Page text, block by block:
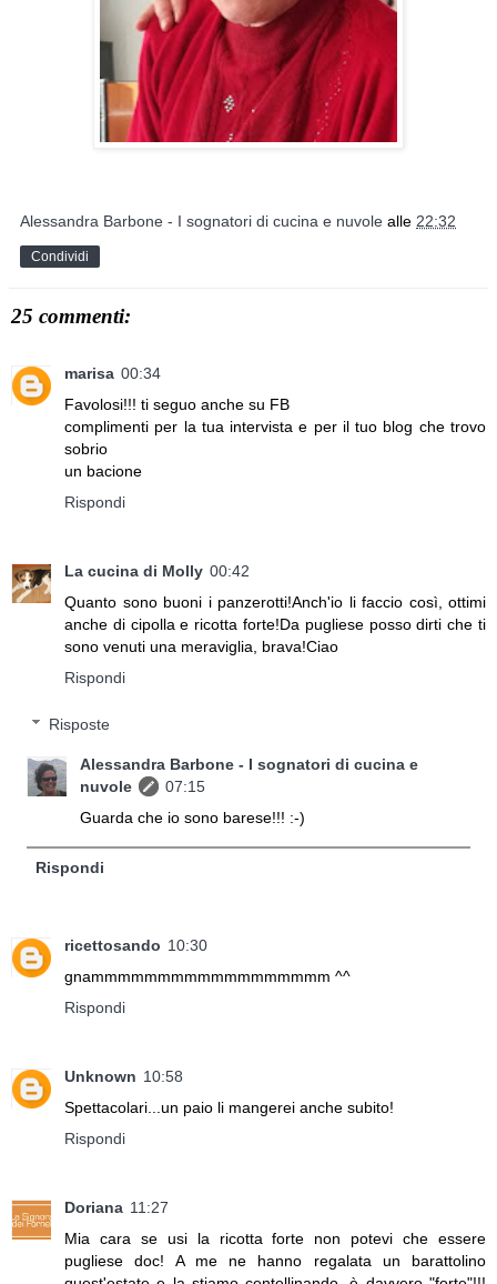
Alessandra Barbone - I sognatori di cucina e nuvole alle 22:32
Condividi
25 commenti:
marisa 00:34
Favolosi!!! ti seguo anche su FB
complimenti per la tua intervista e per il tuo blog che trovo
sobrio
un bacione
Rispondi
La cucina di Molly 00:42
Quanto sono buoni i panzerotti!Anch'io li faccio così, ottimi
anche di cipolla e ricotta forte!Da pugliese posso dirti che ti
sono venuti una meraviglia, brava!Ciao
Rispondi
Risposte
Alessandra Barbone - I sognatori di cucina e
nuvole
07:15
Guarda che io sono barese!!! :-)
Rispondi
ricettosando 10:30
gnammmmmmmmmmmmmmmmmm ^^
Rispondi
Unknown 10:58
Spettacolari...un paio li mangerei anche subito!
Rispondi
Doriana 11:27
Mia cara se usi la ricotta forte non potevi che essere
pugliese doc! A me ne hanno regalata un barattolino